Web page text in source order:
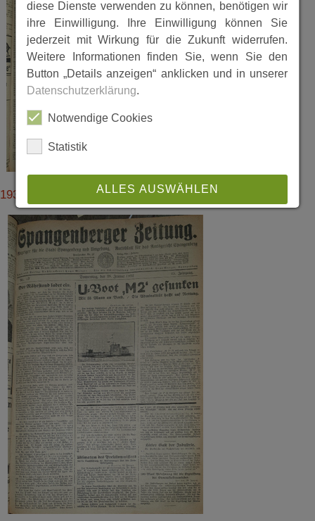
19320202_15.pdf
diese Dienste verwenden zu können, benötigen wir
ihre Einwilligung. Ihre Einwilligung können Sie
jederzeit mit Wirkung für die Zukunft widerrufen.
Weitere Informationen finden Sie, wenn Sie den
Button „Details anzeigen“ anklicken und in unserer
Datenschutzerklärung.
Notwendige Cookies
Statistik
ALLES AUSWÄHLEN
ABLEHNEN
SPEICHERN
Details anzeigen
Impressum|Datenschutz